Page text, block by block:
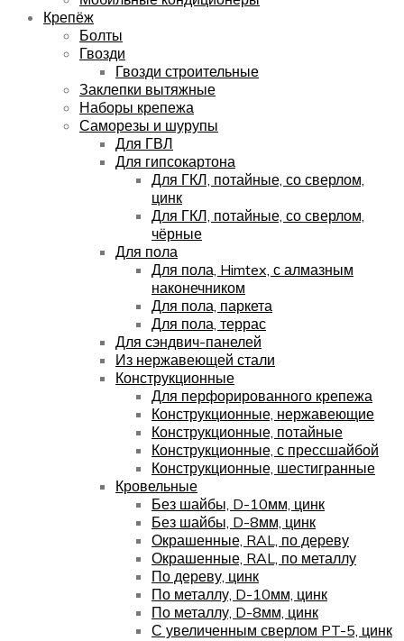
Крепёж
Болты
Гвозди
Гвозди строительные
Заклепки вытяжные
Наборы крепежа
Саморезы и шурупы
Для ГВЛ
Для гипсокартона
Для ГКЛ, потайные, со сверлом,
цинк
Для ГКЛ, потайные, со сверлом,
чёрные
Для пола
Для пола, Himtex, с алмазным
наконечником
Для пола, паркета
Для пола, террас
Для сэндвич-панелей
Из нержавеющей стали
Конструкционные
Для перфорированного крепежа
Конструкционные, нержавеющие
Конструкционные, потайные
Конструкционные, с прессшайбой
Конструкционные, шестигранные
Кровельные
Без шайбы, D-10мм, цинк
Без шайбы, D-8мм, цинк
Окрашенные, RAL, по дереву
Окрашенные, RAL, по металлу
По дереву, цинк
По металлу, D-10мм, цинк
По металлу, D-8мм, цинк
С увеличенным сверлом PT-5, цинк